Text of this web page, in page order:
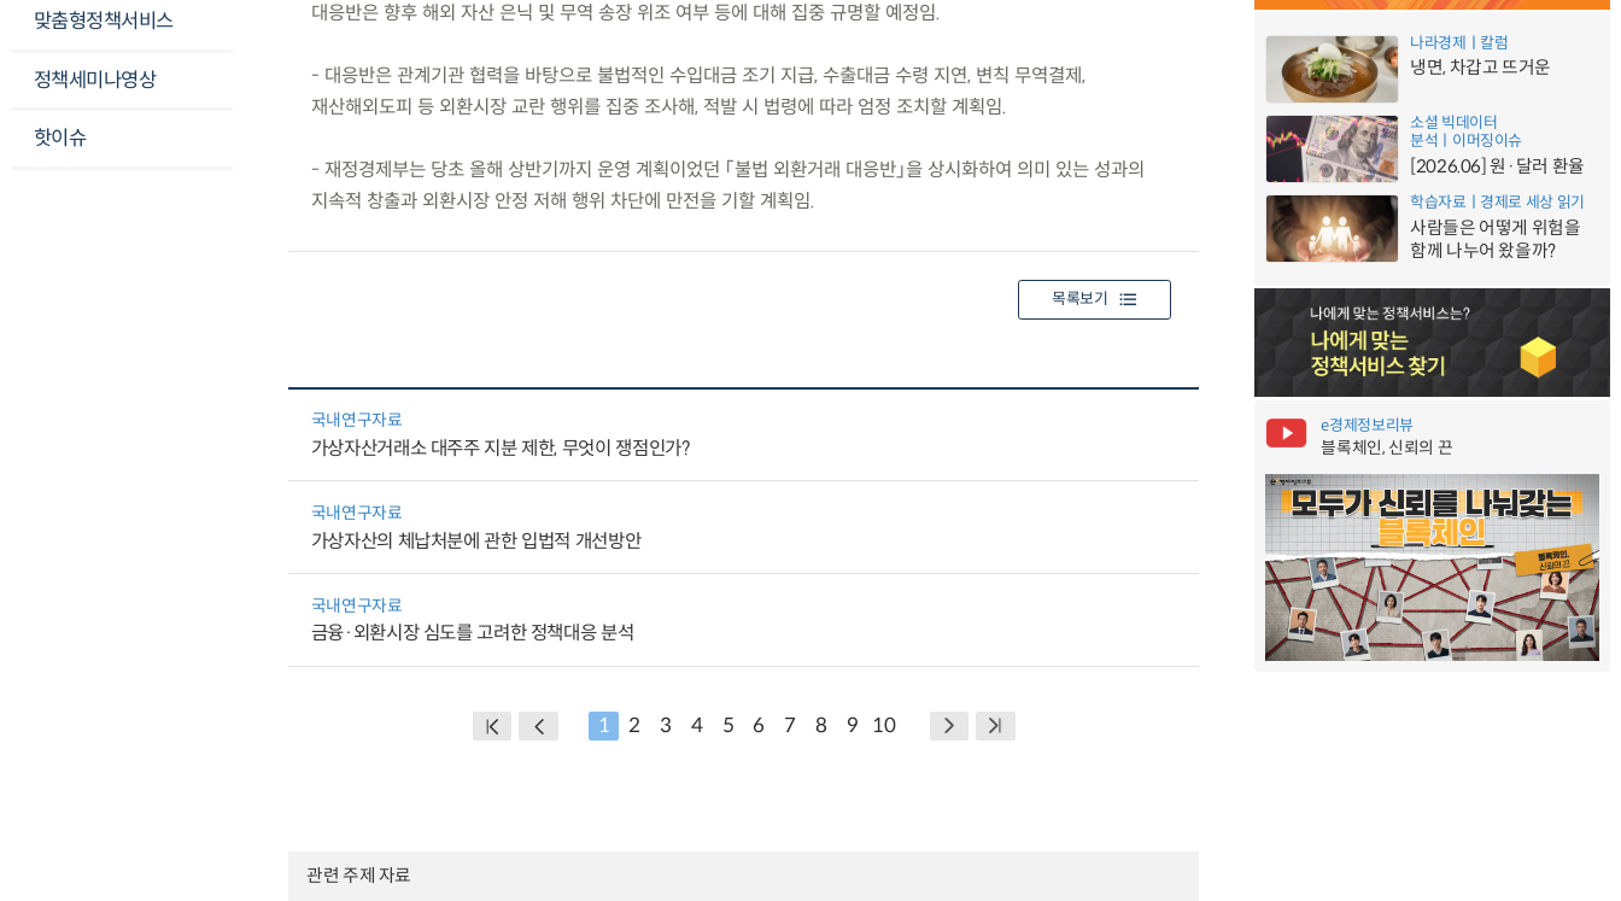
맞춤형정책서비스
정책세미나영상
핫이슈
대응반은 향후 해외 자산 은닉 및 무역 송장 위조 여부 등에 대해 집중 규명할 예정임.
- 대응반은 관계기관 협력을 바탕으로 불법적인 수입대금 조기 지급, 수출대금 수령 지연, 변칙 무역결제,
재산해외도피 등 외환시장 교란 행위를 집중 조사해, 적발 시 법령에 따라 엄정 조치할 계획임.
- 재정경제부는 당초 올해 상반기까지 운영 계획이었던 「불법 외환거래 대응반」을 상시화하여 의미 있는 성과의
지속적 창출과 외환시장 안정 저해 행위 차단에 만전을 기할 계획임.
목록보기
국내연구자료
가상자산거래소 대주주 지분 제한, 무엇이 쟁점인가?
국내연구자료
가상자산의 체납처분에 관한 입법적 개선방안
국내연구자료
금융·외환시장 심도를 고려한 정책대응 분석
1 2 3 4 5 6 7 8 9 10
관련 주제 자료
나라경제ㅣ칼럼
냉면, 차갑고 뜨거운
소셜 빅데이터
분석ㅣ이머징이슈
[2026.06] 원·달러 환율
학습자료ㅣ경제로 세상 읽기
사람들은 어떻게 위험을
함께 나누어 왔을까?
e경제정보리뷰
블록체인, 신뢰의 끈